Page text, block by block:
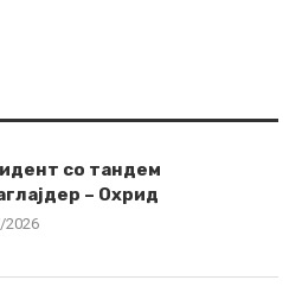
со тандем
– Охрид
2026